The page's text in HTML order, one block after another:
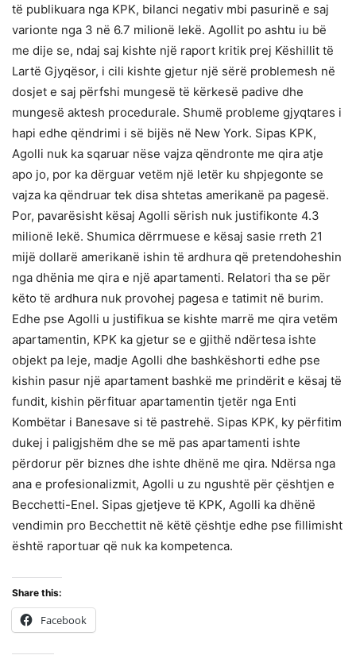
të publikuara nga KPK, bilanci negativ mbi pasurinë e saj
varionte nga 3 në 6.7 milionë lekë. Agollit po ashtu iu bë
me dije se, ndaj saj kishte një raport kritik prej Këshillit të
Lartë Gjyqësor, i cili kishte gjetur një sërë problemesh në
dosjet e saj përfshi mungesë të kërkesë padive dhe
mungesë aktesh procedurale. Shumë probleme gjyqtares i
hapi edhe qëndrimi i së bijës në New York. Sipas KPK,
Agolli nuk ka sqaruar nëse vajza qëndronte me qira atje
apo jo, por ka dërguar vetëm një letër ku shpjegonte se
vajza ka qëndruar tek disa shtetas amerikanë pa pagesë.
Por, pavarësisht kësaj Agolli sërish nuk justifikonte 4.3
milionë lekë. Shumica dërrmuese e kësaj sasie rreth 21
mijë dollarë amerikanë ishin të ardhura që pretendoheshin
nga dhënia me qira e një apartamenti. Relatori tha se për
këto të ardhura nuk provohej pagesa e tatimit në burim.
Edhe pse Agolli u justifikua se kishte marrë me qira vetëm
apartamentin, KPK ka gjetur se e gjithë ndërtesa ishte
objekt pa leje, madje Agolli dhe bashkëshorti edhe pse
kishin pasur një apartament bashkë me prindërit e kësaj të
fundit, kishin përfituar apartamentin tjetër nga Enti
Kombëtar i Banesave si të pastrehë. Sipas KPK, ky përfitim
dukej i paligjshëm dhe se më pas apartamenti ishte
përdorur për biznes dhe ishte dhënë me qira. Ndërsa nga
ana e profesionalizmit, Agolli u zu ngushtë për çështjen e
Becchetti-Enel. Sipas gjetjeve të KPK, Agolli ka dhënë
vendimin pro Becchettit në këtë çështje edhe pse fillimisht
është raportuar që nuk ka kompetenca.
Share this:
Facebook